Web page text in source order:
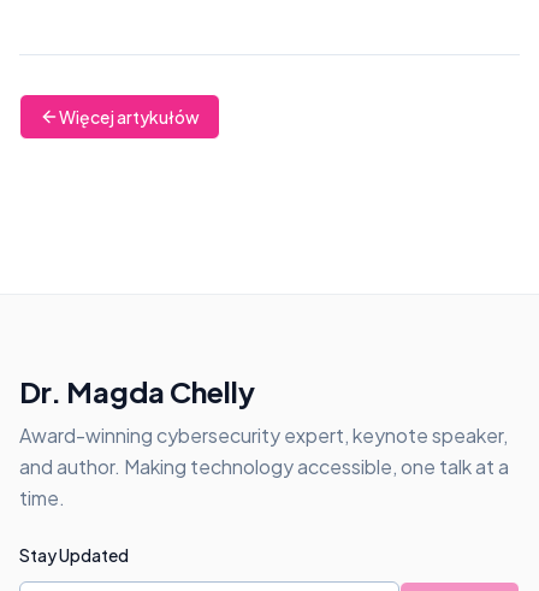
Więcej artykułów
Dr. Magda Chelly
Award-winning cybersecurity expert, keynote speaker,
and author. Making technology accessible, one talk at a
time.
Stay Updated